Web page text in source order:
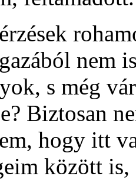
nem
s még
Biztosan
hogy itt
között